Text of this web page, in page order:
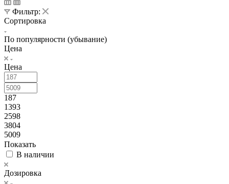
Фильтр:
Сортировка
По популярности (убывание)
Цена
Цена
187
1393
2598
3804
5009
Показать
В наличии
Дозировка